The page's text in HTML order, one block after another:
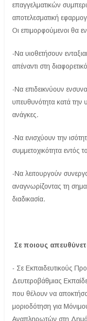
επαγγελματικών
αποτελεσματική
Οι επιμορφούμενοι θα
-Να υιοθετήσουν
απέναντι στη
-Να επιδεικνύουν
υπευθυνότητα κατά την
ανάγκες.
-Να ενισχύουν την
συμμετοχικότητα εντός
-Να λειτουργούν
αναγνωρίζοντας τη
διαδικασία.
Σε ποιους
- Σε Εκπαιδευτικούς
Δευτεροβάθμιας
που θέλουν να
μοριοδότηση για
Αναπληρωτών στη